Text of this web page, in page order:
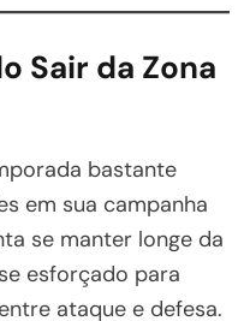
Sair da Zona
bastante
em sua campanha
se manter longe da
esforçado para
ataque e defesa.